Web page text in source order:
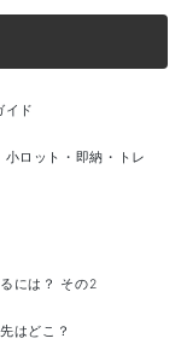
イド
ロット・即納・トレ
には？ その2
はどこ？